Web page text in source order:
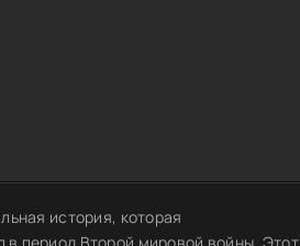
история, которая